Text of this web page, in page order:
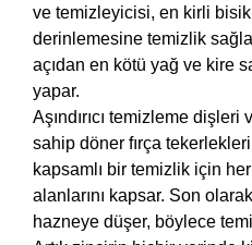
ve temizleyicisi, en kirli
derinlemesine temizlik
açıdan en kötü yağ ve kire
yapar.
Aşındırıcı temizleme
sahip döner fırça
kapsamlı bir temizlik için
alanlarını kapsar. Son
hazneye düşer, böylece